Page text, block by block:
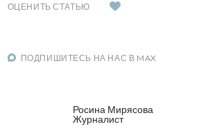
ОЦЕНИТЬ СТАТЬЮ
ПОДПИШИТЕСЬ НА НАС В MAX
Росина Мирясова
Журналист